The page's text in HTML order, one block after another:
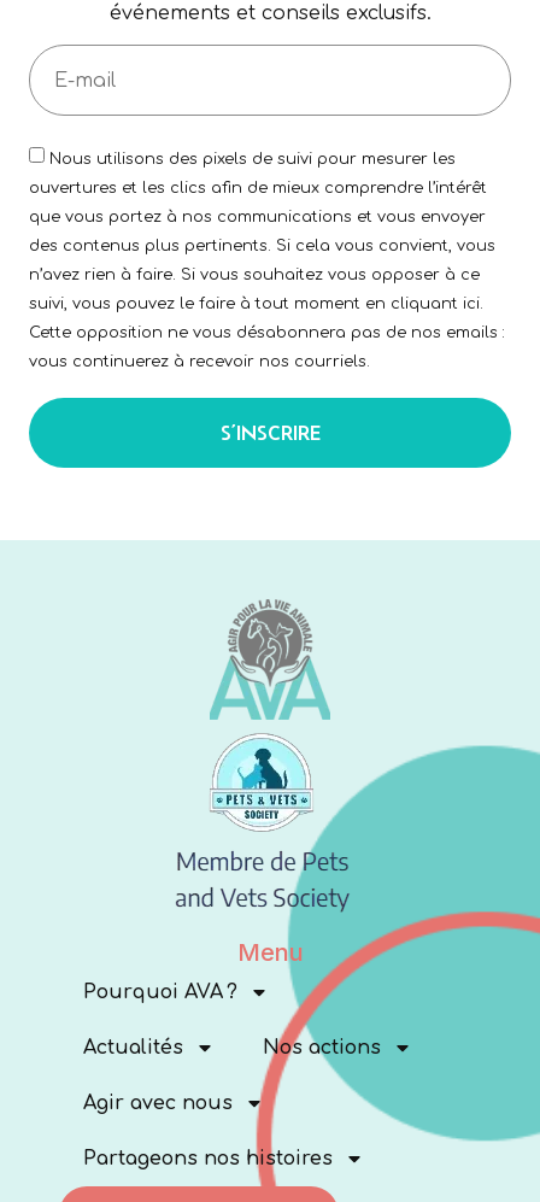
événements et conseils exclusifs.
Nous utilisons des pixels de suivi pour mesurer les
ouvertures et les clics afin de mieux comprendre l’intérêt
que vous portez à nos communications et vous envoyer
des contenus plus pertinents. Si cela vous convient, vous
n’avez rien à faire. Si vous souhaitez vous opposer à ce
suivi, vous pouvez le faire à tout moment en cliquant ici.
Cette opposition ne vous désabonnera pas de nos emails :
vous continuerez à recevoir nos courriels.
S’INSCRIRE
Menu
Pourquoi AVA ?
Actualités Nos actions
Agir avec nous
Partageons nos histoires